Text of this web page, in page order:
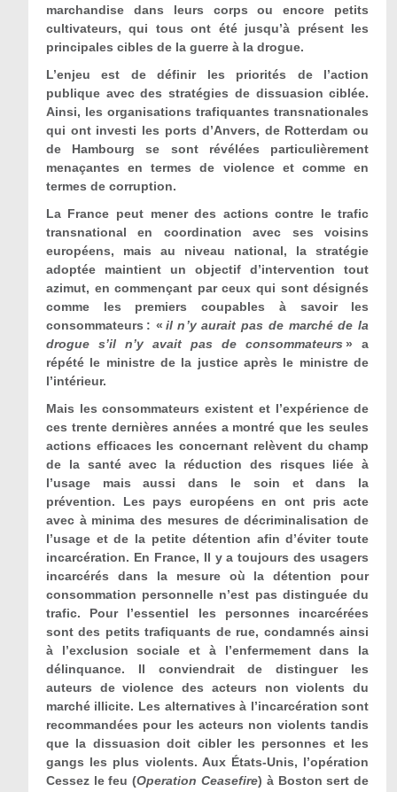
marchandise dans leurs corps ou encore petits
cultivateurs, qui tous ont été jusqu’à présent les
principales cibles de la guerre à la drogue.
L’enjeu est de définir les priorités de l’action
publique avec des stratégies de dissuasion ciblée.
Ainsi, les organisations trafiquantes transnationales
qui ont investi les ports d’Anvers, de Rotterdam ou
de Hambourg se sont révélées particulièrement
menaçantes en termes de violence et comme en
termes de corruption.
La France peut mener des actions contre le trafic
transnational en coordination avec ses voisins
européens, mais au niveau national, la stratégie
adoptée maintient un objectif d’intervention tout
azimut, en commençant par ceux qui sont désignés
comme les premiers coupables à savoir les
consommateurs : « il n’y aurait pas de marché de la
drogue s’il n’y avait pas de consommateurs» a
répété le ministre de la justice après le ministre de
l’intérieur.
Mais les consommateurs existent et l’expérience de
ces trente dernières années a montré que les seules
actions efficaces les concernant relèvent du champ
de la santé avec la réduction des risques liée à
l’usage mais aussi dans le soin et dans la
prévention. Les pays européens en ont pris acte
avec à minima des mesures de décriminalisation de
l’usage et de la petite détention afin d’éviter toute
incarcération. En France, Il y a toujours des usagers
incarcérés dans la mesure où la détention pour
consommation personnelle n’est pas distinguée du
trafic. Pour l’essentiel les personnes incarcérées
sont des petits trafiquants de rue, condamnés ainsi
à l’exclusion sociale et à l’enfermement dans la
délinquance. Il conviendrait de distinguer les
auteurs de violence des acteurs non violents du
marché illicite. Les alternatives à l’incarcération sont
recommandées pour les acteurs non violents tandis
que la dissuasion doit cibler les personnes et les
gangs les plus violents. Aux États-Unis, l’opération
Cessez le feu (Operation Ceasefire) à Boston sert de